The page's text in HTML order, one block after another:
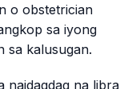
o obstetrician
sa iyong
sa kalusugan.
naidagdag na libra